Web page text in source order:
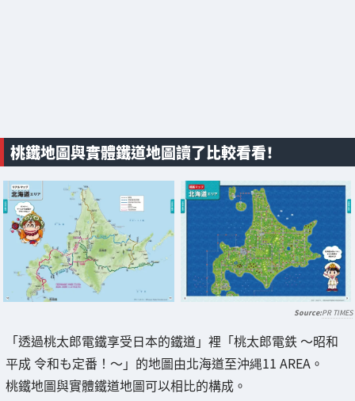
桃鐵地圖與實體鐵道地圖讀了比較看看！
PR TIMES
「透過桃太郎電鐵享受日本的鐵道」裡「桃太郎電鉄 ～昭和
平成 令和も定番！～」的地圖由北海道至沖縄11 AREA。
桃鐵地圖與實體鐵道地圖可以相比的構成。